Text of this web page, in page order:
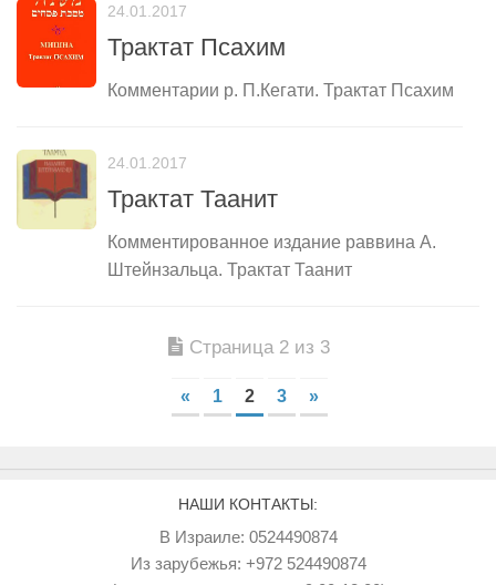
24.01.2017
Трактат Псахим
Комментарии р. П.Кегати. Трактат Псахим
24.01.2017
Трактат Таанит
Комментированное издание раввина А.
Штейнзальца. Трактат Таанит
Страница 2 из 3
« 1 2 3 »
НАШИ КОНТАКТЫ:
В Израиле: 0524490874
Из зарубежья: +972 524490874